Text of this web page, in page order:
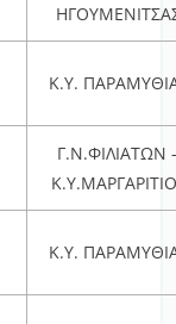
Κ.Υ.
Γ.Ν.ΦΙΛΙΑΤΩΝ
Κ.Υ.